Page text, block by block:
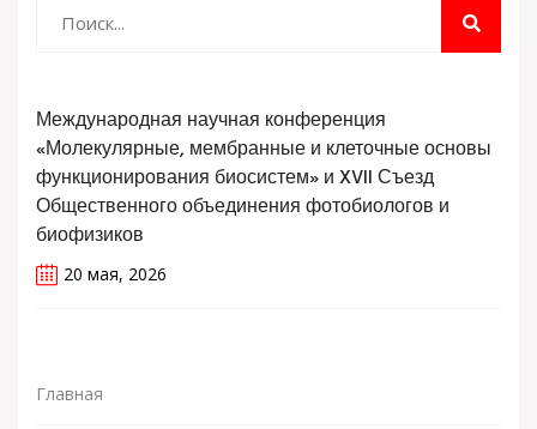
Международная научная конференция
«Молекулярные, мембранные и клеточные основы
функционирования биосистем» и XVII Съезд
Общественного объединения фотобиологов и
биофизиков
20 мая, 2026
Главная